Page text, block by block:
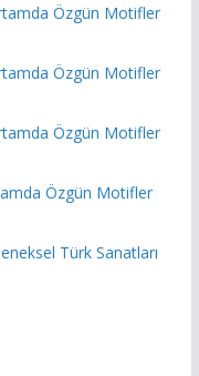
Özgün Motifler
Özgün Motifler
Özgün Motifler
Özgün Motifler
Türk Sanatları